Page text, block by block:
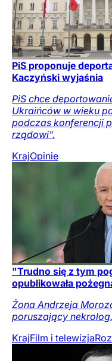
PiS proponuje
Kaczyński wyjaśnia
PiS chce
Ukraińców w wieku
podczas konferencji
rządowi".
KrajOpinie
"Trudno się z tym
opublikowała
Żona Andrzeja
poruszający
KrajFilm i telewizja